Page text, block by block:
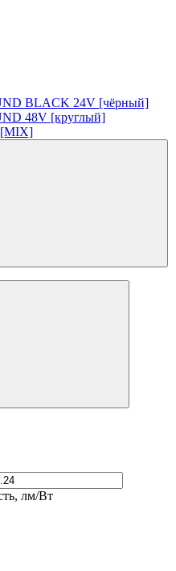
BLACK 24V [чёрный]
48V [круглый]
[MIX]
лм/Вт